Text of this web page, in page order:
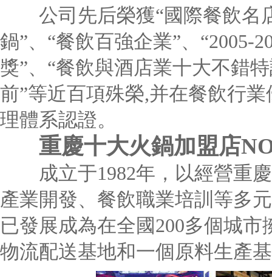
公司先后榮獲“國際餐飲名
鍋”、“餐飲百強企業”、“2005-
獎”、“餐飲與酒店業十大不錯
前”等近百項殊榮,并在餐飲行
理體系認證。
重慶十大火鍋加盟店
成立于1982年，以經營重慶
產業開發、餐飲職業培訓等多
已發展成為在全國200多個城
物流配送基地和一個原料生產